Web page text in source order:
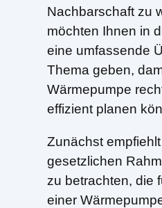
Nachbarschaft zu
möchten Ihnen in
eine umfassende
Thema geben,
Wärmepumpe
effizient planen
Zunächst
gesetzlichen
zu betrachten, die
einer